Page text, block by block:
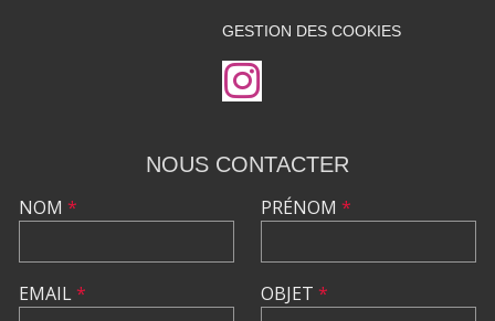
GESTION DES COOKIES
NOUS CONTACTER
NOM *
EMAIL*
PRÉNOM *
OBJET *